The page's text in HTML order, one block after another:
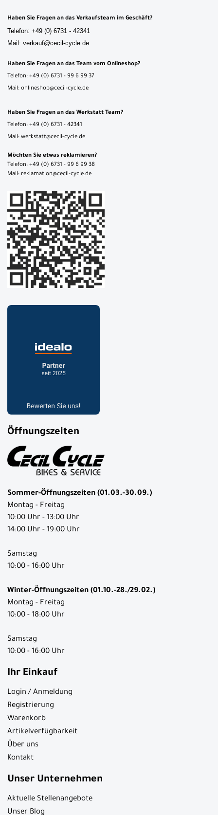
Haben Sie Fragen an das Verkaufsteam im Geschäft?
Telefon: +49 (0) 6731 - 42341
Mail: verkauf@cecil-cycle.de
Haben Sie Fragen an das Team vom Onlineshop?
Telefon: +49 (0) 6731 - 99 6 99 37
Mail: onlineshop@cecil-cycle.de
Haben Sie Fragen an das Werkstatt Team?
Telefon: +49 (0) 6731 - 42341
Mail: werkstatt@cecil-cycle.de
Möchten Sie etwas reklamieren?
Telefon: +49 (0) 6731 - 99 6 99 38
Mail: reklamation@cecil-cycle.de
Öffnungszeiten
Sommer-Öffnungszeiten (01.03.-30.09.)
Montag - Freitag
10:00 Uhr - 13:00 Uhr
14:00 Uhr - 19:00 Uhr
Samstag
10:00 - 16:00 Uhr
Winter-Öffnungszeiten (01.10.-28./29.02.)
Montag - Freitag
10:00 - 18:00 Uhr
Samstag
10:00 - 16:00 Uhr
Ihr Einkauf
Login / Anmeldung
Registrierung
Warenkorb
Artikelverfügbarkeit
Über uns
Kontakt
Unser Unternehmen
Aktuelle Stellenangebote
Unser Blog